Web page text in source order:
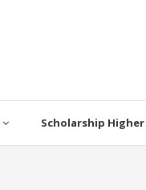
Scholarship